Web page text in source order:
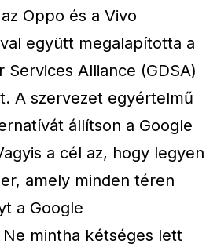
Oppo és a Vivo
együtt megalapította a
Services Alliance (GDSA)
A szervezet egyértelmű
állítson a Google
a cél az, hogy legyen
amely minden téren
a Google
mintha kétséges lett